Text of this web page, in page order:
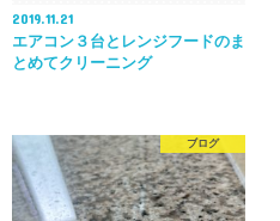
2019.11.21
エアコン３台とレンジフードのま
とめてクリーニング
ブログ